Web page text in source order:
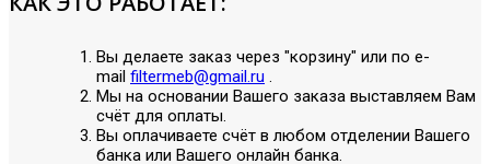
Вы делаете заказ через "корзину" или по е-
mail filtermeb@gmail.ru .
Мы на основании Вашего заказа выставляем Вам
счёт для оплаты.
Вы оплачиваете счёт в любом отделении Вашего
банка или Вашего онлайн банка.